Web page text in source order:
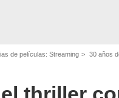
de películas: Streaming 30 años
IMDb